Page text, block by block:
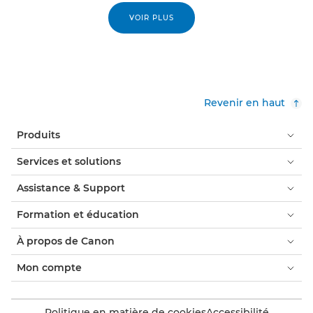
VOIR PLUS
Revenir en haut
Produits
Services et solutions
Assistance & Support
Formation et éducation
À propos de Canon
Mon compte